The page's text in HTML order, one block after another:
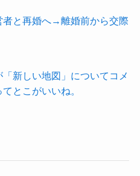
と再婚へ→離婚前から交際
新しい地図」についてコメ
とこがいいね。